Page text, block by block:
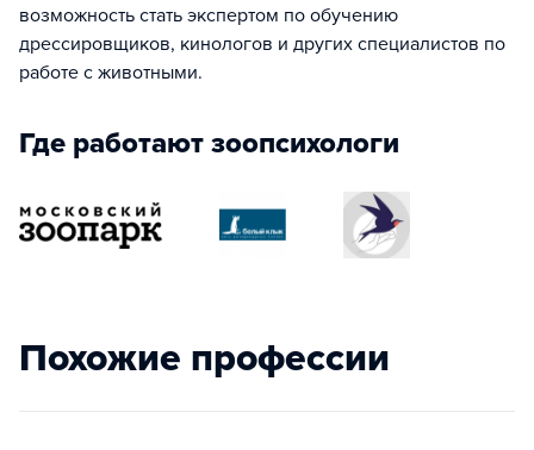
возможность стать экспертом по обучению
дрессировщиков, кинологов и других специалистов по
работе с животными.
Где работают зоопсихологи
Похожие профессии